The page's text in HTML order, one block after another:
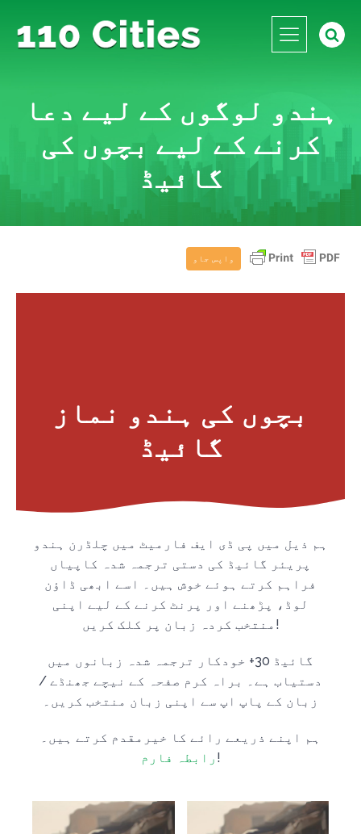
ہندو لوگوں کے لیے دعا
کرنے کے لیے بچوں کی
گائیڈ
واپس جاو
بچوں کی ہندو نماز
گائیڈ
ہم ذیل میں پی ڈی ایف فارمیٹ میں چلڈرن ہندو
پریئر گائیڈ کی دستی ترجمہ شدہ کاپیاں
فراہم کرتے ہوئے خوش ہیں۔ اسے ابھی ڈاؤن
لوڈ، پڑھنے اور پرنٹ کرنے کے لیے اپنی
منتخب کردہ زبان پر کلک کریں!
گائیڈ 30+ خودکار ترجمہ شدہ زبانوں میں
دستیاب ہے۔ براہ کرم صفحہ کے نیچے جھنڈے /
زبان کے پاپ اپ سے اپنی زبان منتخب کریں۔
ہم اپنے ذریعے رائے کا خیرمقدم کرتے ہیں۔
رابطہ فارم !